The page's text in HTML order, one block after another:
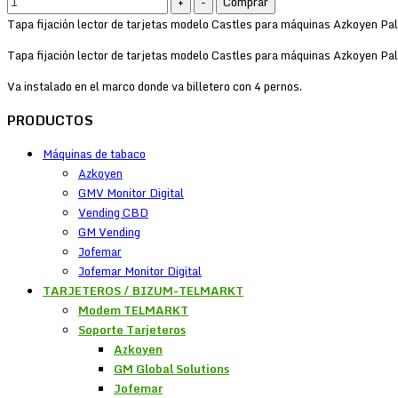
Tapa fijación lector de tarjetas modelo Castles para máquinas Azkoyen
Tapa fijación lector de tarjetas modelo Castles para máquinas Azkoyen
Va instalado en el marco donde va billetero con 4 pernos.
PRODUCTOS
Máquinas de tabaco
Azkoyen
GMV Monitor Digital
Vending CBD
GM Vending
Jofemar
Jofemar Monitor Digital
TARJETEROS / BIZUM-TELMARKT
Modem TELMARKT
Soporte Tarjeteros
Azkoyen
GM Global Solutions
Jofemar